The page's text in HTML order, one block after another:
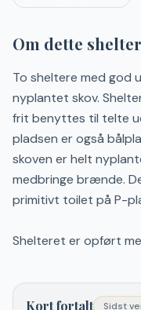
Om dette shelter
To sheltere med god
nyplantet skov.
frit benyttes til telte
pladsen er også
skoven er helt
medbringe brænde.
primitivt toilet på P-
Shelteret er opført
Kort fortalt Sidst